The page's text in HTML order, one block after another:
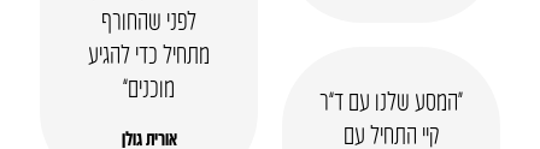
לפני שהחורף
מתחיל כדי להגיע
מוכנים”
אורית גולן
“המסע שלנו עם ד”ר
קיי התחיל עם